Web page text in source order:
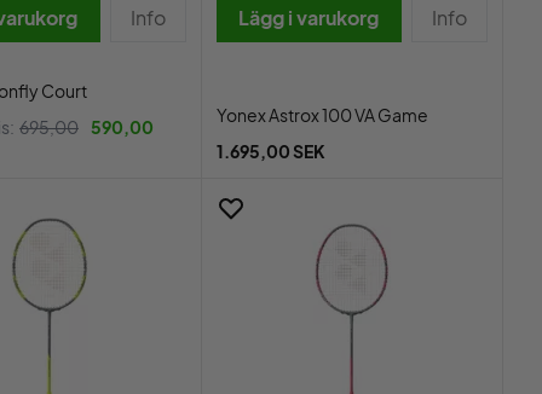
Info
Court
695,00 590,00
Lägg i varukorg Info
Yonex Astrox 100 VA Game
1.695,00 SEK